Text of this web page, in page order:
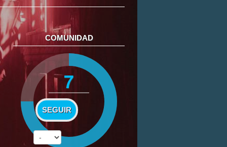
COMUNIDAD
7
SEGUIR